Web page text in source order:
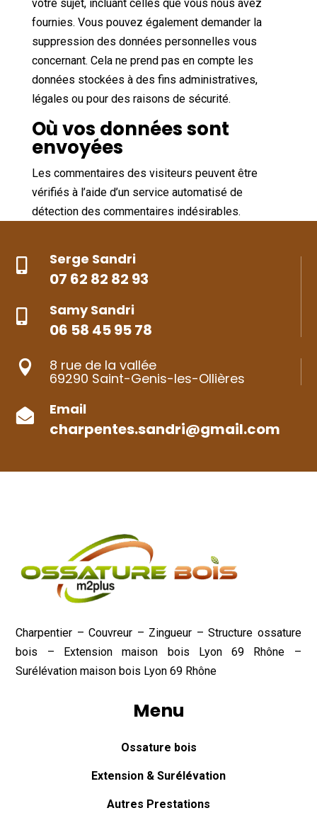
votre sujet, incluant celles que vous nous avez
fournies. Vous pouvez également demander la
suppression des données personnelles vous
concernant. Cela ne prend pas en compte les
données stockées à des fins administratives,
légales ou pour des raisons de sécurité.
Où vos données sont
envoyées
Les commentaires des visiteurs peuvent être
vérifiés à l’aide d’un service automatisé de
détection des commentaires indésirables.
 Serge Sandri
07 62 82 82 93
 Samy Sandri
06 58 45 95 78
 8 rue de la vallée
69290 Saint-Genis-les-Ollières
 Email
charpentes.sandri@gmail.com
Charpentier – Couvreur – Zingueur – Structure ossature
bois – Extension maison bois Lyon 69 Rhône –
Surélévation maison bois Lyon 69 Rhône
Menu
Ossature bois
Extension & Surélévation
Autres Prestations